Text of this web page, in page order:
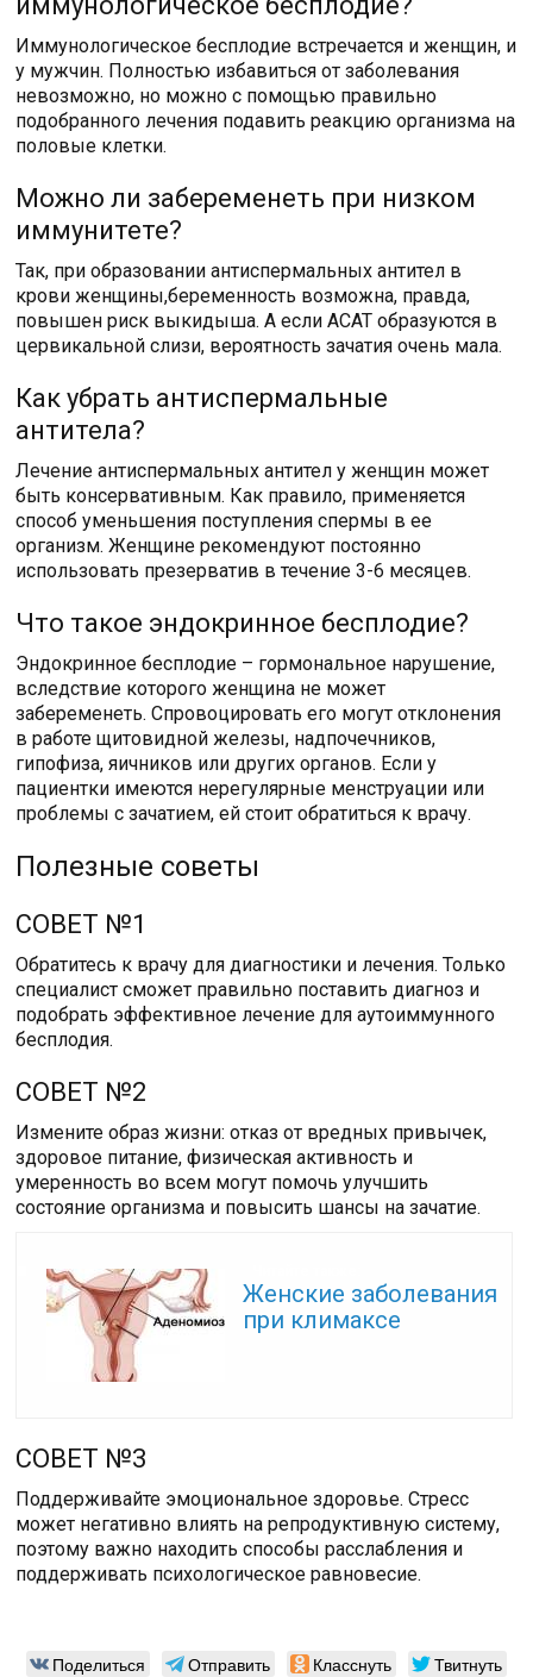
Иммунологическое бесплодие встречается и женщин, и
у мужчин. Полностью избавиться от заболевания
невозможно, но можно с помощью правильно
подобранного лечения подавить реакцию организма на
половые клетки.
Можно ли забеременеть при низком
иммунитете?
Так, при образовании антиспермальных антител в
крови женщины,беременность возможна, правда,
повышен риск выкидыша. А если АСАТ образуются в
цервикальной слизи, вероятность зачатия очень мала.
Как убрать антиспермальные
антитела?
Лечение антиспермальных антител у женщин может
быть консервативным. Как правило, применяется
способ уменьшения поступления спермы в ее
организм. Женщине рекомендуют постоянно
использовать презерватив в течение 3-6 месяцев.
Что такое эндокринное бесплодие?
Эндокринное бесплодие – гормональное нарушение,
вследствие которого женщина не может
забеременеть. Спровоцировать его могут отклонения
в работе щитовидной железы, надпочечников,
гипофиза, яичников или других органов. Если у
пациентки имеются нерегулярные менструации или
проблемы с зачатием, ей стоит обратиться к врачу.
Полезные советы
СОВЕТ №1
Обратитесь к врачу для диагностики и лечения. Только
специалист сможет правильно поставить диагноз и
подобрать эффективное лечение для аутоиммунного
бесплодия.
СОВЕТ №2
Измените образ жизни: отказ от вредных привычек,
здоровое питание, физическая активность и
умеренность во всем могут помочь улучшить
состояние организма и повысить шансы на зачатие.
Женские заболевания
при климаксе
СОВЕТ №3
Поддерживайте эмоциональное здоровье. Стресс
может негативно влиять на репродуктивную систему,
поэтому важно находить способы расслабления и
поддерживать психологическое равновесие.
Поделиться Отправить Класснуть Твитнуть